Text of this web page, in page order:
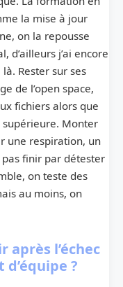
la mise à jour
on la repousse
d’ailleurs j’ai encore
Rester sur ses
de l’open space,
fichiers alors que
supérieure. Monter
une respiration, un
finir par détester
on teste des
au moins, on
après l’échec
?